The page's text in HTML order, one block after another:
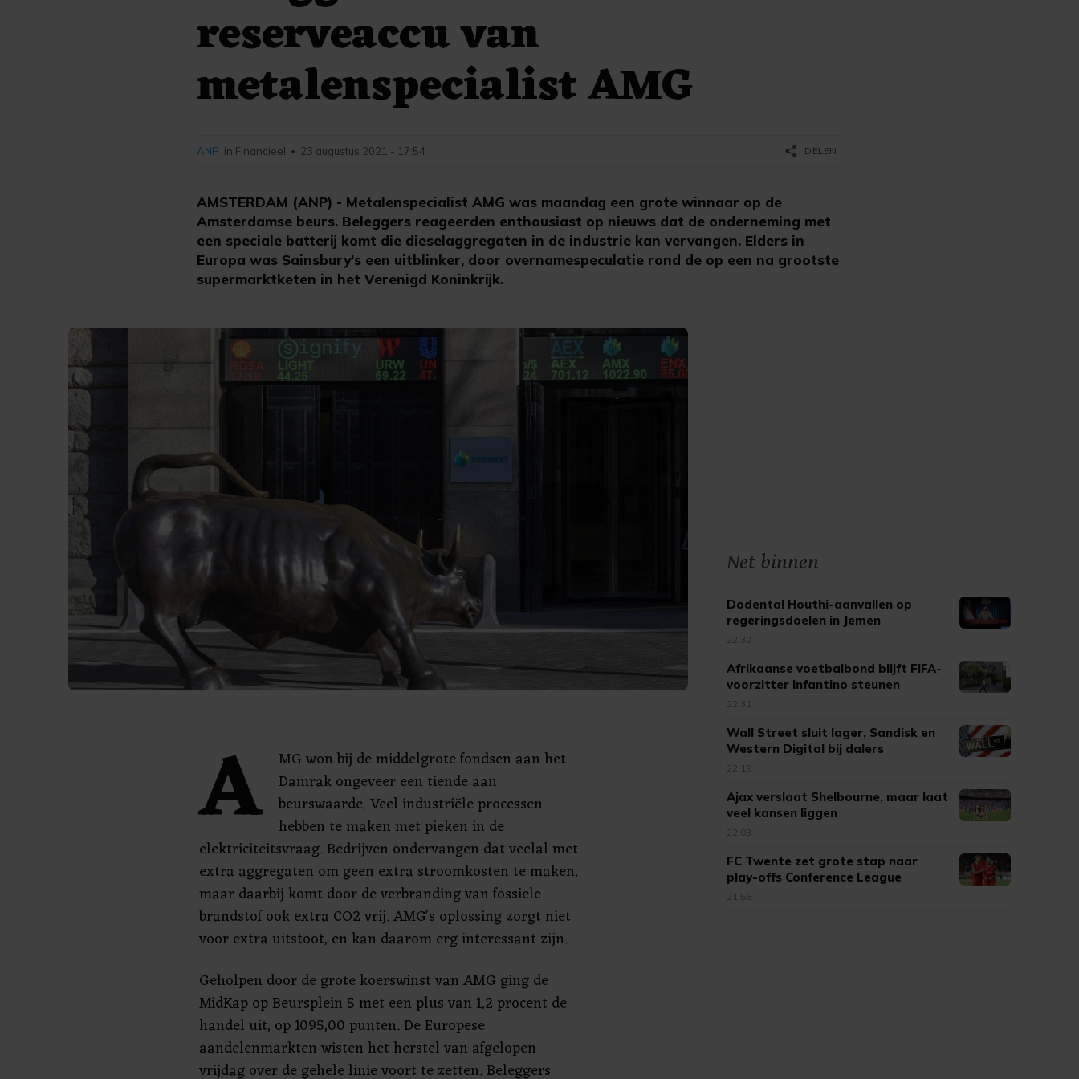
reserveaccu van
metalenspecialist AMG
AMSTERDAM (ANP) - Metalenspecialist AMG was maandag een grote winnaar op de
Amsterdamse beurs. Beleggers reageerden enthousiast op nieuws dat de onderneming met
een speciale batterij komt die dieselaggregaten in de industrie kan vervangen. Elders in
Europa was Sainsbury's een uitblinker, door overnamespeculatie rond de op een na grootste
supermarktketen in het Verenigd Koninkrijk.
ANP in Financieel • 23 augustus 2021 - 17:54 share DELEN
A
MG won bij de middelgrote fondsen aan het
Damrak ongeveer een tiende aan
beurswaarde. Veel industriële processen
hebben te maken met pieken in de
elektriciteitsvraag. Bedrijven ondervangen dat veelal met
extra aggregaten om geen extra stroomkosten te maken,
maar daarbij komt door de verbranding van fossiele
brandstof ook extra CO2 vrij. AMG's oplossing zorgt niet
voor extra uitstoot, en kan daarom erg interessant zijn.
Geholpen door de grote koerswinst van AMG ging de
MidKap op Beursplein 5 met een plus van 1,2 procent de
handel uit, op 1095,00 punten. De Europese
aandelenmarkten wisten het herstel van afgelopen
vrijdag over de gehele linie voort te zetten. Beleggers
Net binnen
Dodental Houthi-aanvallen op
regeringsdoelen in Jemen
opgelopen
22:32
Afrikaanse voetbalbond blijft FIFA-
voorzitter Infantino steunen
22:31
Wall Street sluit lager, Sandisk en
Western Digital bij dalers
22:19
Ajax verslaat Shelbourne, maar laat
veel kansen liggen
22:03
FC Twente zet grote stap naar
play-offs Conference League
21:56